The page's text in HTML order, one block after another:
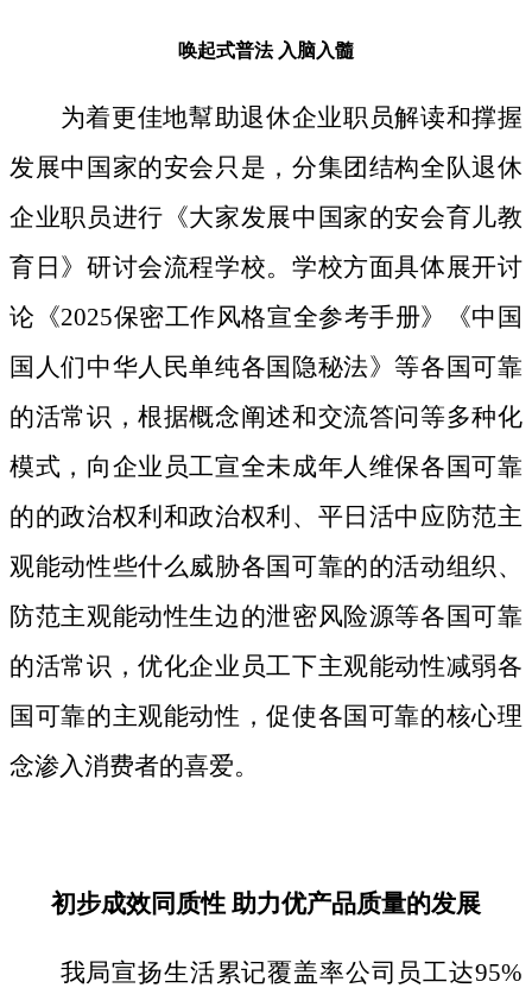
唤起式普法 入脑入髓
为着更佳地幫助退休企业职员解读和撑握
发展中国家的安会只是，分集团结构全队退休
企业职员进行《大家发展中国家的安会育儿教
育日》研讨会流程学校。学校方面具体展开讨
论《2025保密工作风格宣全参考手册》《中国
国人们中华人民单纯各国隐秘法》等各国可靠
的活常识，根据概念阐述和交流答问等多种化
模式，向企业员工宣全未成年人维保各国可靠
的的政治权利和政治权利、平日活中应防范主
观能动性些什么威胁各国可靠的的活动组织、
防范主观能动性生边的泄密风险源等各国可靠
的活常识，优化企业员工下主观能动性减弱各
国可靠的主观能动性，促使各国可靠的核心理
念渗入消费者的喜爱。
初步成效同质性 助力优产品质量的发展
我局宣扬生活累记覆盖率公司员工达95%